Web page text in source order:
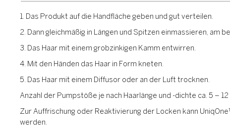
1. Das Produkt auf die Handfläche geben und gut verteilen.
2. Dann gleichmäßig in Längen und Spitzen einmassieren, am
3. Das Haar mit einem grobzinkigen Kamm entwirren.
4. Mit den Händen das Haar in Form kneten.
5. Das Haar mit einem Diffusor oder an der Luft trocknen.
Anzahl der Pumpstöße je nach Haarlänge und -dichte ca. 5 – 12
Zur Auffrischung oder Reaktivierung der Locken kann
werden.